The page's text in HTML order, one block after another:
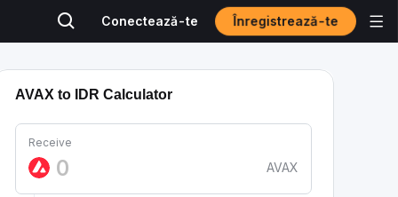
Conectează-te Înregistrează-te
AVAX to IDR Calculator
Receive
AVAX